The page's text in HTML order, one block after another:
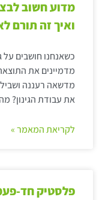
מדוע חשוב
ואיך זה תורם
כשאנחנו חושבים על
מדמיינים את
מדשאה רעננה
את עבודת הגינון?
לקריאת המאמר »
פלסטיק חד-